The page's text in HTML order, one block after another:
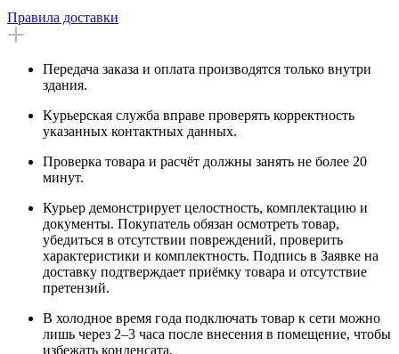
Правила доставки
Передача заказа и оплата производятся только внутри
здания.
Курьерская служба вправе проверять корректность
указанных контактных данных.
Проверка товара и расчёт должны занять не более 20
минут.
Курьер демонстрирует целостность, комплектацию и
документы. Покупатель обязан осмотреть товар,
убедиться в отсутствии повреждений, проверить
характеристики и комплектность. Подпись в Заявке на
доставку подтверждает приёмку товара и отсутствие
претензий.
В холодное время года подключать товар к сети можно
лишь через 2–3 часа после внесения в помещение, чтобы
избежать конденсата.